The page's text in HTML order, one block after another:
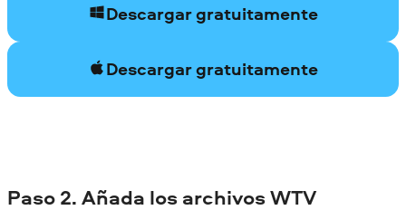
Descargar gratuitamente
Descargar gratuitamente
Paso 2. Añada los archivos WTV